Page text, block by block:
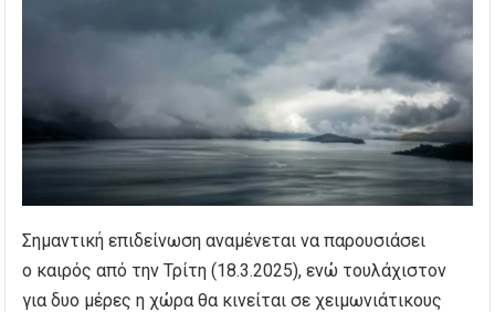
Σημαντική επιδείνωση αναμένεται να παρουσιάσει
ο καιρός από την Τρίτη (18.3.2025), ενώ τουλάχιστον
για δυο μέρες η χώρα θα κινείται σε χειμωνιάτικους